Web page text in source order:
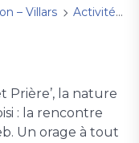
– Villars Activités
Prière’, la nature
: la rencontre
Un orage à tout